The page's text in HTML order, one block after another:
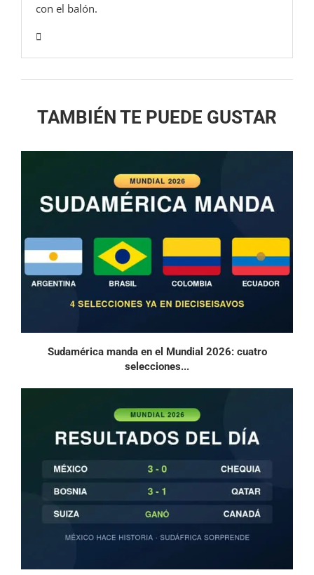
con el balón.
TAMBIÉN TE PUEDE GUSTAR
Sudamérica manda en el Mundial 2026: cuatro
selecciones...